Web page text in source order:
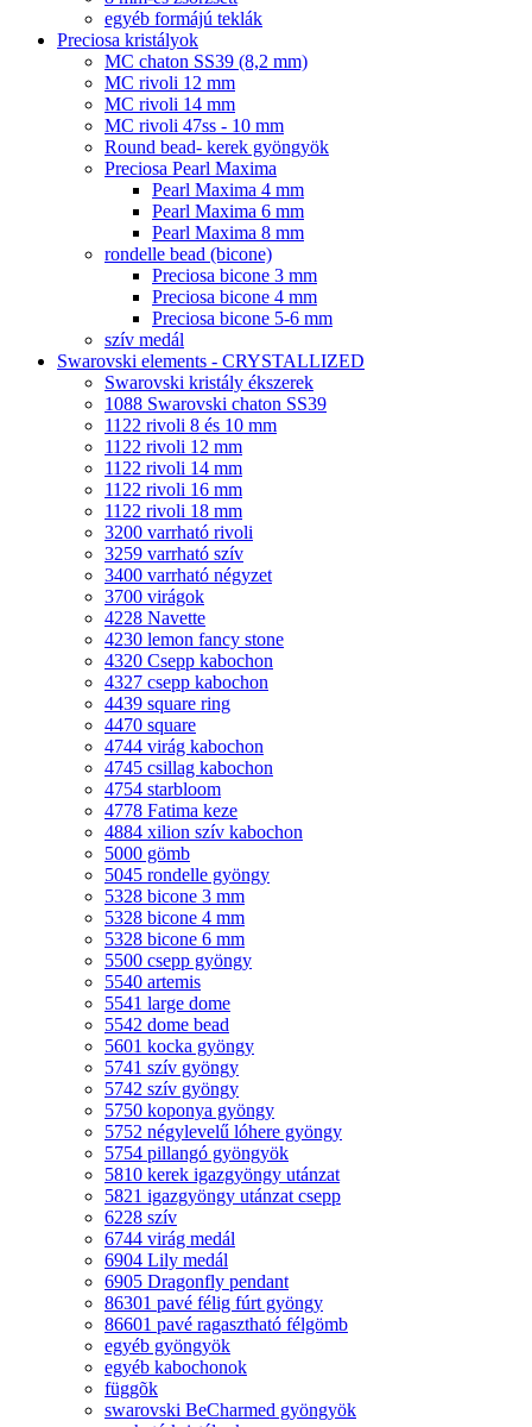
egyéb formájú teklák
Preciosa kristályok
MC chaton SS39 (8,2 mm)
MC rivoli 12 mm
MC rivoli 14 mm
MC rivoli 47ss - 10 mm
Round bead- kerek gyöngyök
Preciosa Pearl Maxima
Pearl Maxima 4 mm
Pearl Maxima 6 mm
Pearl Maxima 8 mm
rondelle bead (bicone)
Preciosa bicone 3 mm
Preciosa bicone 4 mm
Preciosa bicone 5-6 mm
szív medál
Swarovski elements - CRYSTALLIZED
Swarovski kristály ékszerek
1088 Swarovski chaton SS39
1122 rivoli 8 és 10 mm
1122 rivoli 12 mm
1122 rivoli 14 mm
1122 rivoli 16 mm
1122 rivoli 18 mm
3200 varrható rivoli
3259 varrható szív
3400 varrható négyzet
3700 virágok
4228 Navette
4230 lemon fancy stone
4320 Csepp kabochon
4327 csepp kabochon
4439 square ring
4470 square
4744 virág kabochon
4745 csillag kabochon
4754 starbloom
4778 Fatima keze
4884 xilion szív kabochon
5000 gömb
5045 rondelle gyöngy
5328 bicone 3 mm
5328 bicone 4 mm
5328 bicone 6 mm
5500 csepp gyöngy
5540 artemis
5541 large dome
5542 dome bead
5601 kocka gyöngy
5741 szív gyöngy
5742 szív gyöngy
5750 koponya gyöngy
5752 négylevelű lóhere gyöngy
5754 pillangó gyöngyök
5810 kerek igazgyöngy utánzat
5821 igazgyöngy utánzat csepp
6228 szív
6744 virág medál
6904 Lily medál
6905 Dragonfly pendant
86301 pavé félig fúrt gyöngy
86601 pavé ragasztható félgömb
egyéb gyöngyök
egyéb kabochonok
függõk
swarovski BeCharmed gyöngyök